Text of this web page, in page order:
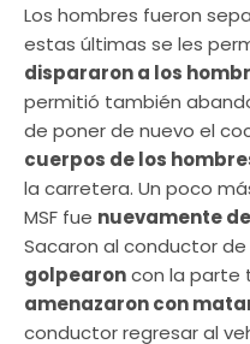
Los hombres fueron
estas últimas se les
dispararon a los
permitió también
de poner de nuevo el
cuerpos de los
la carretera. Un poco
MSF fue nuevamente
Sacaron al conductor de
golpearoncon la parte
amenazaron con
conductor regresar al